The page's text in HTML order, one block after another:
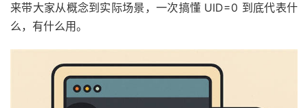
来带大家从概念到实际场景，一次搞懂 UID=0 到底代表什
么，有什么用。